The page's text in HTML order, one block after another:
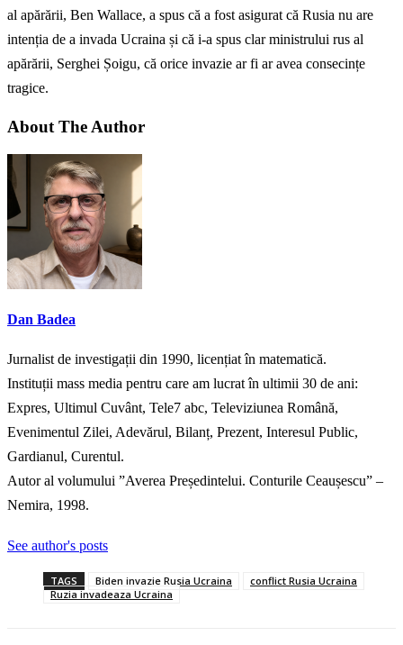
al apărării, Ben Wallace, a spus că a fost asigurat că Rusia nu are
intenția de a invada Ucraina și că i-a spus clar ministrului rus al
apărării, Serghei Șoigu, că orice invazie ar fi ar avea consecințe
tragice.
About The Author
Dan Badea
Jurnalist de investigații din 1990, licențiat în matematică.
Instituții mass media pentru care am lucrat în ultimii 30 de ani:
Expres, Ultimul Cuvânt, Tele7 abc, Televiziunea Română,
Evenimentul Zilei, Adevărul, Bilanț, Prezent, Interesul Public,
Gardianul, Curentul.
Autor al volumului ”Averea Președintelui. Conturile Ceaușescu” –
Nemira, 1998.
See author's posts
TAGS Biden invazie Rusia Ucraina
conflict Rusia Ucraina
Ruzia invadeaza Ucraina